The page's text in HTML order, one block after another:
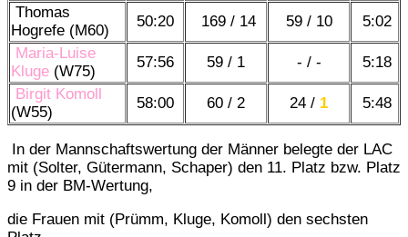
Thomas
Hogrefe (M60)
50:20 169 / 14 59 / 10
5:02
Maria-Luise
Kluge (W75)
57:56 59 / 1 - / -
5:18
Birgit Komoll
(W55)
58:00 60 / 2 24 / 1 5:48
In der Mannschaftswertung der Männer belegte der LAC
mit (Solter, Gütermann, Schaper) den 11. Platz bzw. Platz
9 in der BM-Wertung,
die Frauen mit (Prümm, Kluge, Komoll) den sechsten